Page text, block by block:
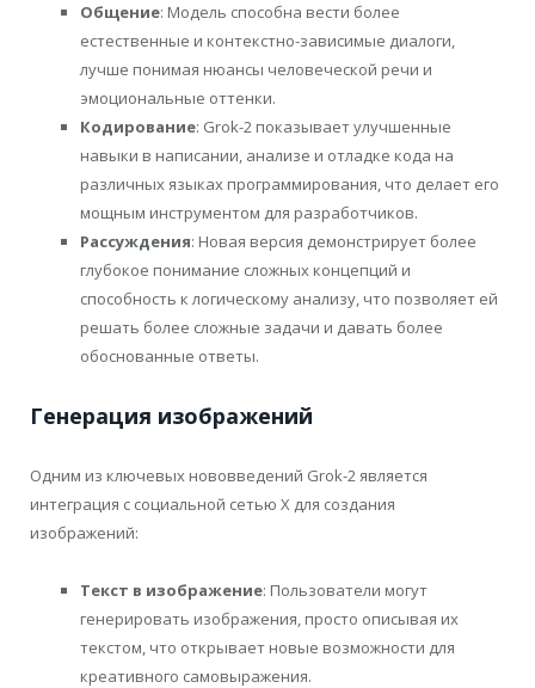
Общение: Модель способна вести более
естественные и контекстно-зависимые диалоги,
лучше понимая нюансы человеческой речи и
эмоциональные оттенки.
Кодирование: Grok-2 показывает улучшенные
навыки в написании, анализе и отладке кода на
различных языках программирования, что делает его
мощным инструментом для разработчиков.
Рассуждения: Новая версия демонстрирует более
глубокое понимание сложных концепций и
способность к логическому анализу, что позволяет ей
решать более сложные задачи и давать более
обоснованные ответы.
Генерация изображений
Одним из ключевых нововведений Grok-2 является
интеграция с социальной сетью X для создания
изображений:
Текст в изображение: Пользователи могут
генерировать изображения, просто описывая их
текстом, что открывает новые возможности для
креативного самовыражения.